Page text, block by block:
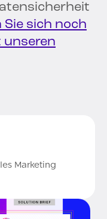
Sie sich noch
unseren
Marketing